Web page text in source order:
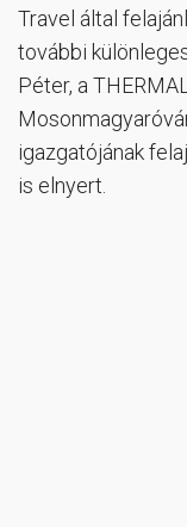
Travel által
további
Péter, a
igazgatójának
is elnyert.